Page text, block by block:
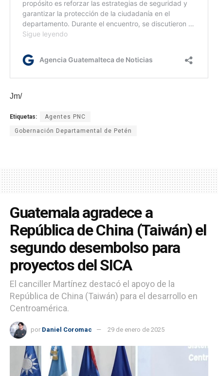
Jm/
Etiquetas: Agentes PNC
Gobernación Departamental de Petén
Guatemala agradece a
República de China (Taiwán) el
segundo desembolso para
proyectos del SICA
El canciller Martínez destacó el apoyo de la
República de China (Taiwán) para el desarrollo en
Centroamérica.
por Daniel Coromac 29 de enero de 2025